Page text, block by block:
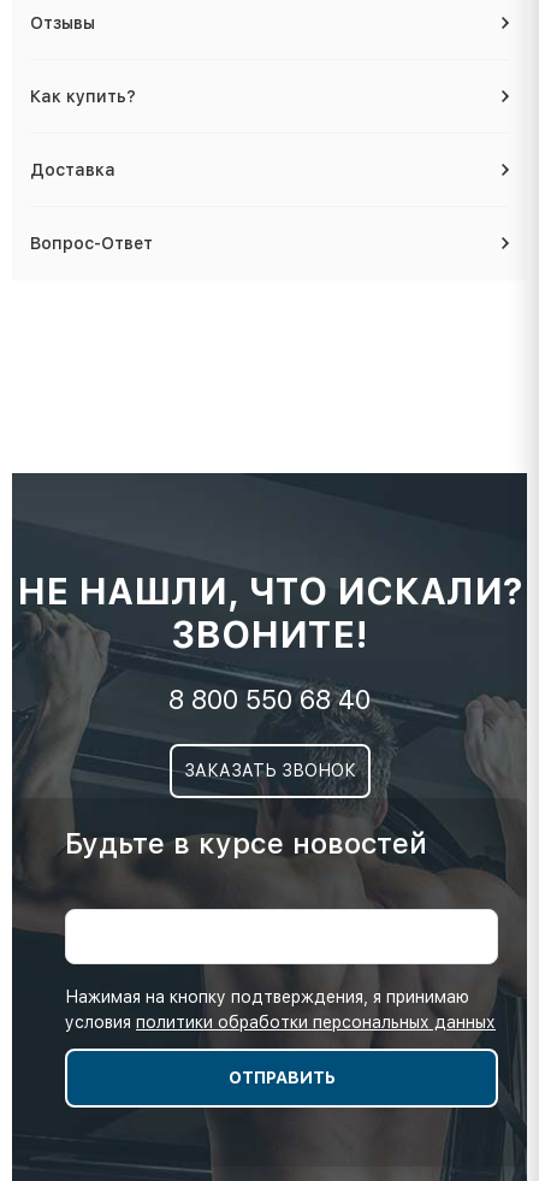
Отзывы
Как купить?
Доставка
Вопрос-Ответ
НЕ НАШЛИ, ЧТО ИСКАЛИ?
ЗВОНИТЕ!
8 800 550 68 40
ЗАКАЗАТЬ ЗВОНОК
Будьте в курсе новостей
Нажимая на кнопку подтверждения, я принимаю
условия политики обработки персональных данных